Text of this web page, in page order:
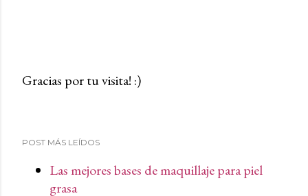
Gracias por tu visita! :)
POST MÁS LEÍDOS
Las mejores bases de maquillaje para piel
grasa